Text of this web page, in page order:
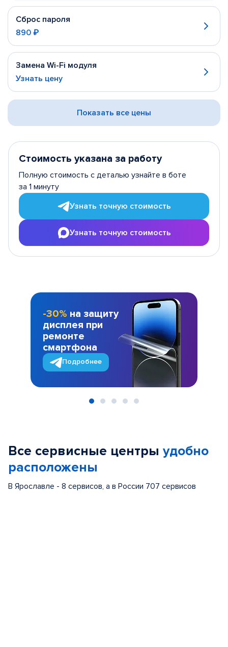
Сброс пароля
890 ₽
Замена Wi-Fi модуля
Узнать цену
Показать все цены
Стоимость указана за работу
Полную стоимость с деталью узнайте в боте
за 1 минуту
Узнать точную стоимость
Узнать точную стоимость
-30% на защиту
дисплея при
ремонте
смартфона
Подробнее
Все сервисные центры удобно
расположены
В Ярославле - 8 сервисов, а в России 707 сервисов